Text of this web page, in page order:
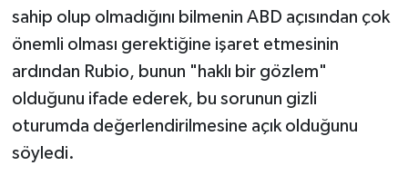
sahip olup olmadığını bilmenin ABD açısından çok
önemli olması gerektiğine işaret etmesinin
ardından Rubio, bunun "haklı bir gözlem"
olduğunu ifade ederek, bu sorunun gizli
oturumda değerlendirilmesine açık olduğunu
söyledi.